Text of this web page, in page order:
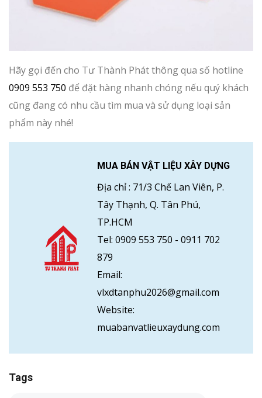
Hãy gọi đến cho Tư Thành Phát thông qua số hotline
0909 553 750 để đặt hàng nhanh chóng nếu quý khách
cũng đang có nhu cầu tìm mua và sử dụng loại sản
phẩm này nhé!
MUA BÁN VẬT LIỆU XÂY DỰNG
Địa chỉ : 71/3 Chế Lan Viên, P.
Tây Thạnh, Q. Tân Phú,
TP.HCM
Tel: 0909 553 750 - 0911 702
879
Email:
vlxdtanphu2026@gmail.com
Website:
muabanvatlieuxaydung.com
Tags